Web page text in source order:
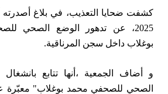
2025، عن تدهور الوضع الصحي
بوغلاب داخل سجن المرناقية.
و أضاف الجمعية ،أنها تتابع
الصحي للصحفي محمد بوغلاب" معبّرة